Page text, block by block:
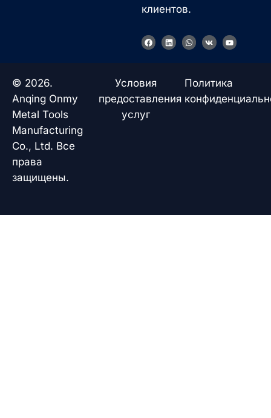
клиентов.
F
a
o
L
i
W
h
a
p
V
k
Y
o
e
© 2026.
Anqing Onmy
Metal Tools
Manufacturing
Co., Ltd. Все
права
защищены.
Условия
предоставления
услуг
Политика